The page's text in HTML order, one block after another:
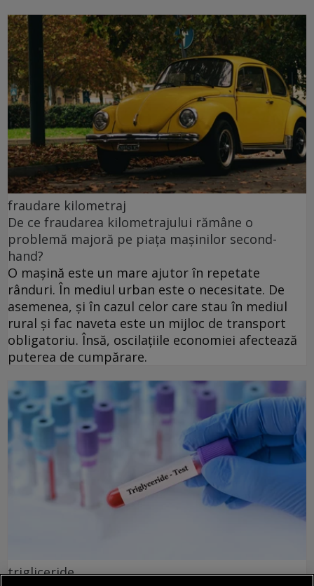
fraudare kilometraj
De ce fraudarea kilometrajului rămâne o
problemă majoră pe piața mașinilor second-
hand?
O mașină este un mare ajutor în repetate
rânduri. În mediul urban este o necesitate. De
asemenea, și în cazul celor care stau în mediul
rural și fac naveta este un mijloc de transport
obligatoriu. Însă, oscilațiile economiei afectează
puterea de cumpărare.
trigliceride